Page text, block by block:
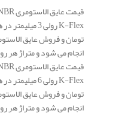
انجام می شود و متراژ هر رول 60 متر مربع
انجام می شود و متراژ هر رول 30 متر مربع